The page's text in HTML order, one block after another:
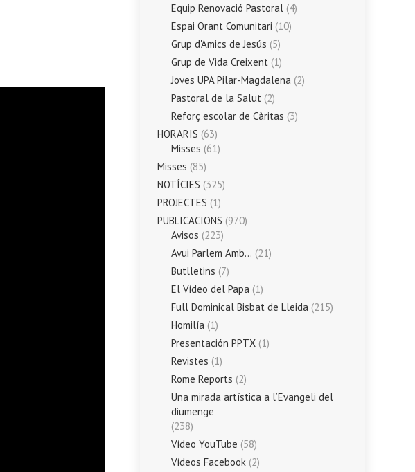
Equip Renovació Pastoral (4)
Espai Orant Comunitari (10)
Grup d'Amics de Jesús (5)
Grup de Vida Creixent (1)
Joves UPA Pilar-Magdalena (2)
Pastoral de la Salut (2)
Reforç escolar de Càritas (3)
HORARIS (63)
Misses (61)
Misses (85)
NOTÍCIES (325)
PROJECTES (1)
PUBLICACIONS (970)
Avisos (223)
Avui Parlem Amb… (21)
Butlletins (7)
El Vídeo del Papa (1)
Full Dominical Bisbat de Lleida (215)
Homilía (1)
Presentación PPTX (1)
Revistes (1)
Rome Reports (2)
Una mirada artística a l’Evangeli del
diumenge
(238)
Vídeo YouTube (58)
Vídeos Facebook (2)